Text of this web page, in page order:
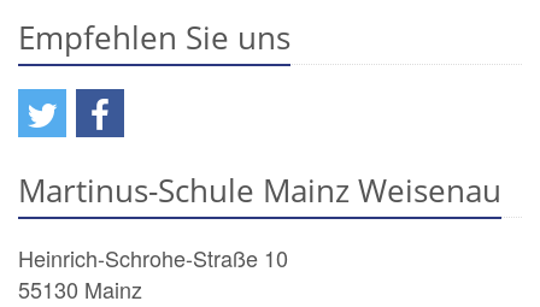
Empfehlen Sie uns
Martinus-Schule Mainz Weisenau
Heinrich-Schrohe-Straße 10
55130 Mainz